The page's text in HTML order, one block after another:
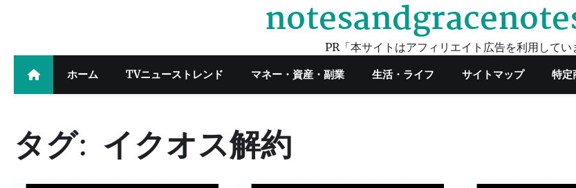
PR「本サイトはアフィリエイト広告を利用してい
ホーム TVニューストレンド マネー・資産・副業 生活・ライフ サイトマップ 特定
タグ: イクオス解約